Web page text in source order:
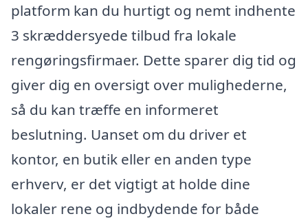
platform kan du hurtigt og nemt indhente
3 skræddersyede tilbud fra lokale
rengøringsfirmaer. Dette sparer dig tid og
giver dig en oversigt over mulighederne,
så du kan træffe en informeret
beslutning. Uanset om du driver et
kontor, en butik eller en anden type
erhverv, er det vigtigt at holde dine
lokaler rene og indbydende for både